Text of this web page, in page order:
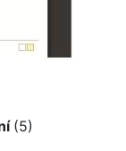
(5)